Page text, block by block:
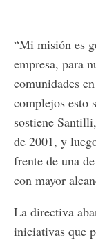
“Mi misión es
empresa, para
comunidades
complejos esto
sostiene
de 2001, y
frente de una
con mayor
La directiva
iniciativas que